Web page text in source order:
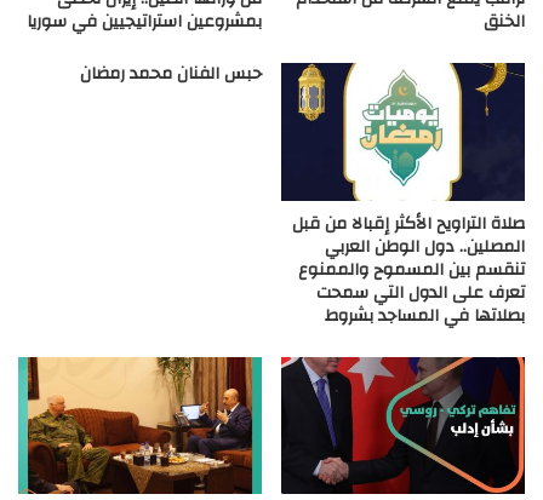
الخنق بمشروعين استراتيجيين في سوريا
صلاة التراويح الأكثر إقبالا من قبل
المصلين.. دول الوطن العربي
تنقسم بين المسموح والممنوع
تعرف على الدول التي سمحت
بصلاتها في المساجد بشروط
حبس الفنان محمد رمضان